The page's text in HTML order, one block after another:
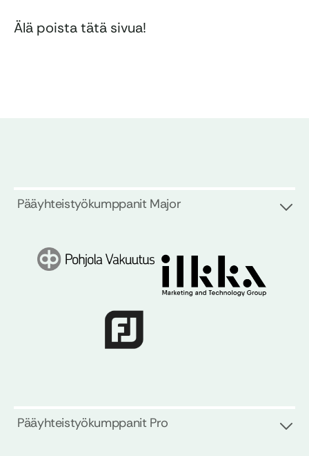
Älä poista tätä sivua!
Pääyhteistyökumppanit Major
Pääyhteistyökumppanit Pro